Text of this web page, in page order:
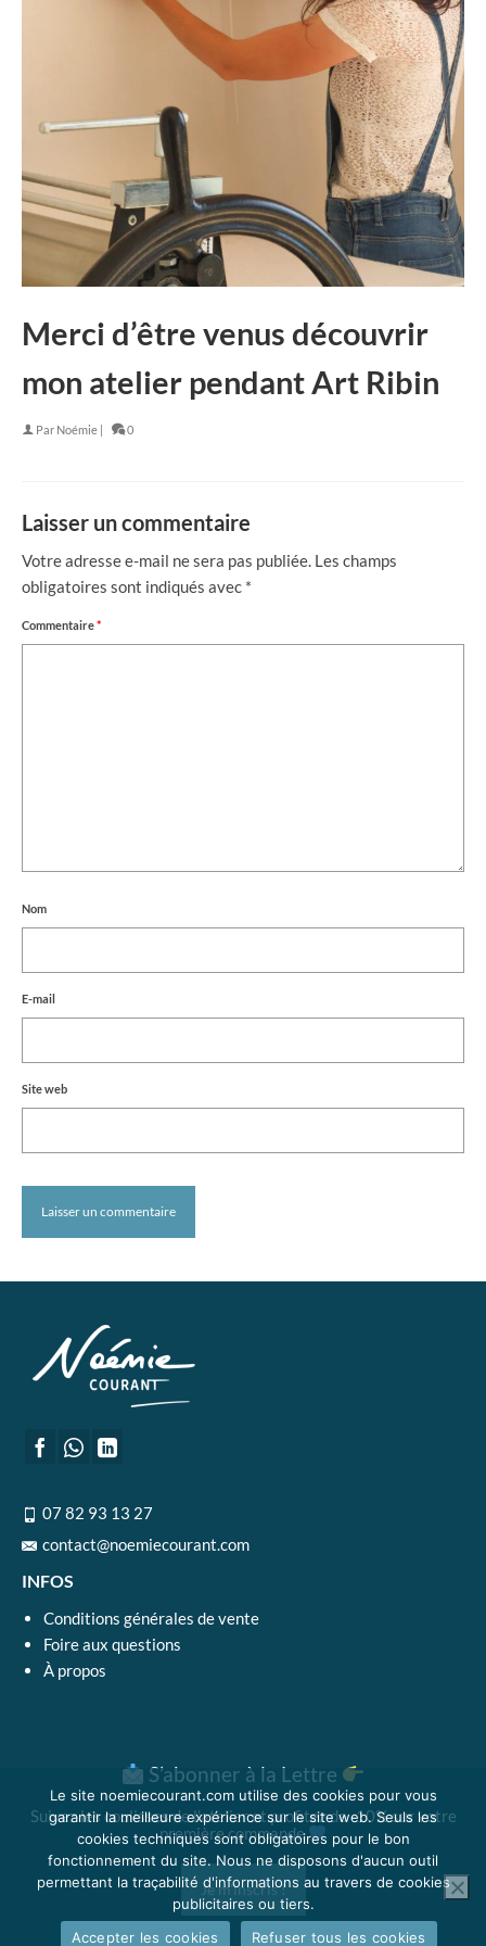
Merci d’être venus découvrir
mon atelier pendant Art Ribin
Par Noémie | 0
Laisser un commentaire
Votre adresse e-mail ne sera pas publiée. Les champs
obligatoires sont indiqués avec *
Commentaire*
Nom
E-mail
Site web
07 82 93 13 27
contact@noemiecourant.com
INFOS
Conditions générales de vente
Foire aux questions
À propos
S’abonner à la Lettre
Suivez les coulisses de l'atelier et profitez de -10% sur votre
première commande
Je m'inscris !
Le site noemiecourant.com utilise des cookies pour vous
garantir la meilleure expérience sur le site web. Seuls les
cookies techniques sont obligatoires pour le bon
fonctionnement du site. Nous ne disposons d'aucun outil
permettant la traçabilité d'informations au travers de cookies
publicitaires ou tiers.
Accepter les cookies
Refuser tous les cookies